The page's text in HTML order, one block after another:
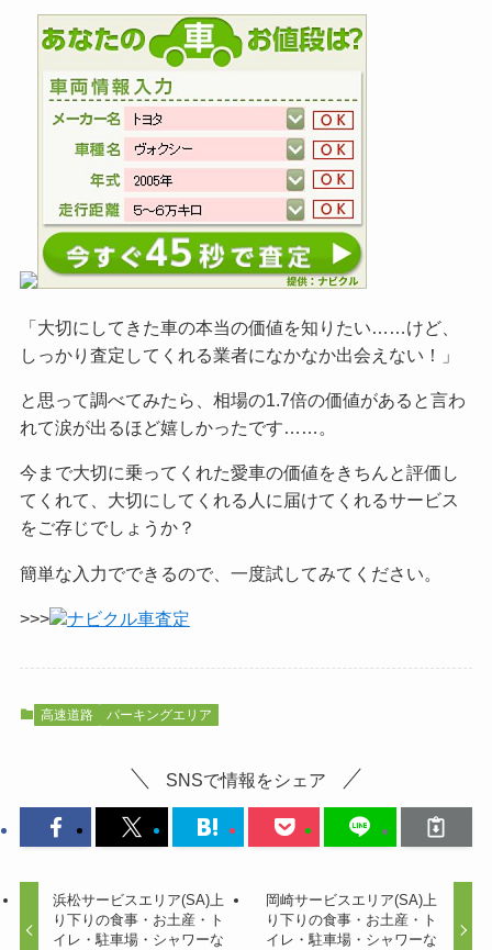
「大切にしてきた車の本当の価値を知りたい……けど、
しっかり査定してくれる業者になかなか出会えない！」
と思って調べてみたら、相場の1.7倍の価値があると言わ
れて涙が出るほど嬉しかったです……。
今まで大切に乗ってくれた愛車の価値をきちんと評価し
てくれて、大切にしてくれる人に届けてくれるサービス
をご存じでしょうか？
簡単な入力でできるので、一度試してみてください。
>>> ナビクル車査定
高速道路 パーキングエリア
SNSで情報をシェア
浜松サービスエリア(SA)上
り下りの食事・お土産・ト
イレ・駐車場・シャワーな
岡崎サービスエリア(SA)上
り下りの食事・お土産・ト
イレ・駐車場・シャワーな